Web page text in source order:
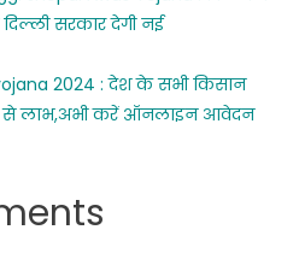
सरकार देगी नई
2024 : देश के सभी किसान
से लाभ,अभी करें ऑनलाइन आवेदन